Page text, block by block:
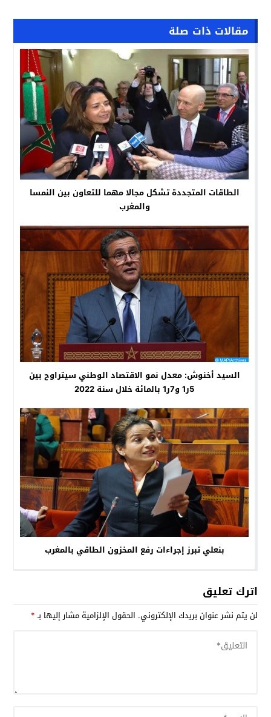
مقالات ذات صلة
الطاقات المتجددة تشكل مجالا مهما للتعاون بين النمسا
والمغرب
السيد أخنوش: معدل نمو الاقتصاد الوطني سيتراوح بين
5ر1 و7ر1 بالمائة خلال سنة 2022
بنعلي تبرز إجراءات رفع المخزون الطاقي بالمغرب
اترك تعليق
لن يتم نشر عنوان بريدك الإلكتروني. الحقول الإلزامية مشار إليها بـ*